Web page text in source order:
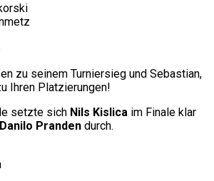
zu seinem Turniersieg und Sebastian,
Ihren Platzierungen!
setzte sich Nils Kislica im Finale klar
Danilo Pranden durch.